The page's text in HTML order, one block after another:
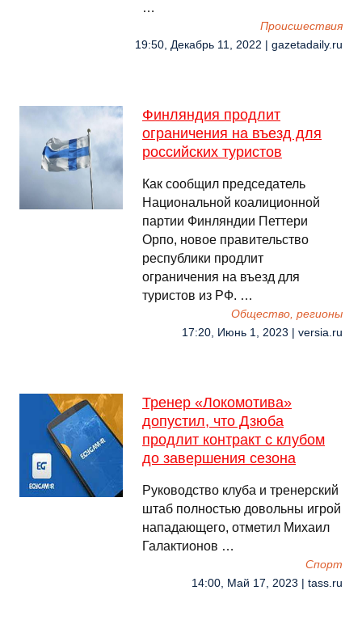
…
Происшествия
19:50, Декабрь 11, 2022 | gazetadaily.ru
Финляндия продлит
ограничения на въезд для
российских туристов
Как сообщил председатель
Национальной коалиционной
партии Финляндии Петтери
Орпо, новое правительство
республики продлит
ограничения на въезд для
туристов из РФ. …
Общество, регионы
17:20, Июнь 1, 2023 | versia.ru
Тренер «Локомотива»
допустил, что Дзюба
продлит контракт с клубом
до завершения сезона
Руководство клуба и тренерский
штаб полностью довольны игрой
нападающего, отметил Михаил
Галактионов …
Спорт
14:00, Май 17, 2023 | tass.ru